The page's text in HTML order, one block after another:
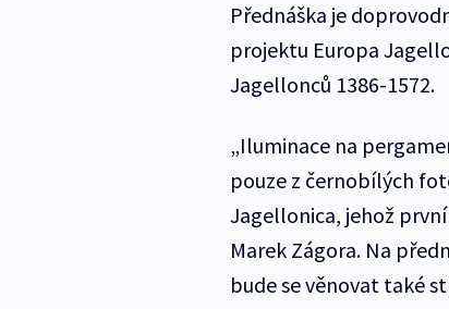
Přednáška je
projektu Europa
Jagellonců 1386-1572.
„Iluminace na
pouze z černobílých
Jagellonica, jehož
Marek Zágora. Na
bude se věnovat také